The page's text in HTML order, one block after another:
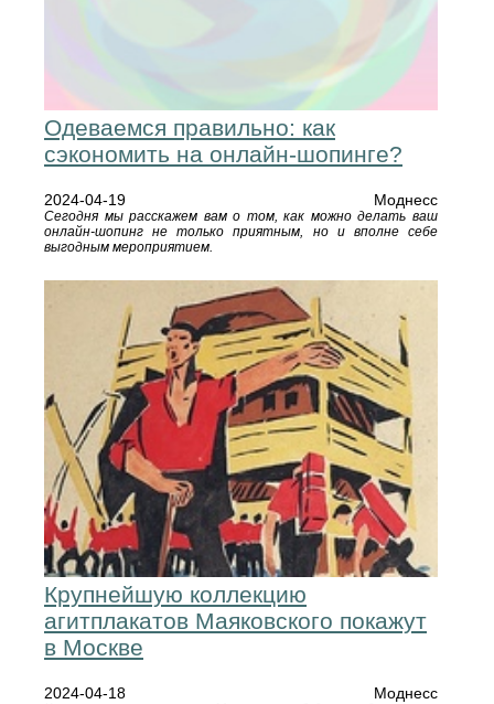
Одеваемся правильно: как
сэкономить на онлайн-шопинге?
2024-04-19 Моднесс
Сегодня мы расскажем вам о том, как можно делать ваш
онлайн-шопинг не только приятным, но и вполне себе
выгодным мероприятием.
Крупнейшую коллекцию
агитплакатов Маяковского покажут
в Москве
2024-04-18 Моднесс